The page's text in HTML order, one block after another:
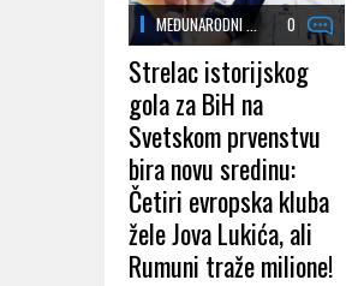
MEĐUNARODNI ... 0
Strelac istorijskog
gola za BiH na
Svetskom prvenstvu
bira novu sredinu:
Četiri evropska kluba
žele Jova Lukića, ali
Rumuni traže milione!